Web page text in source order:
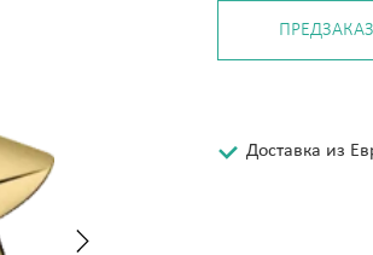
ПРЕДЗАКАЗ
Доставка из